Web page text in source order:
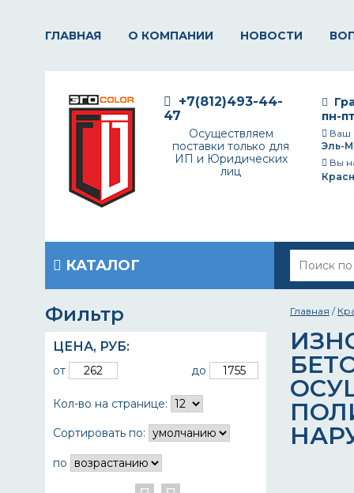
ГЛАВНАЯ О КОМПАНИИ НОВОСТИ
пн-
Ваш
Эль-
Вы
+7(812)493-44-
47
Осуществляем
поставки только для
ИП и Юридических
лиц
КАТАЛОГ
Фильтр
ЦЕНА, РУБ:
от до
Кол-во на странице:
Сортировать по:
по
Главная /